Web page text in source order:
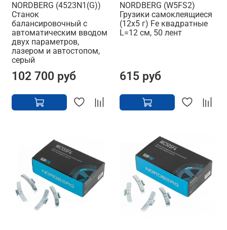
NORDBERG (4523N1(G))
Станок
балансировочный с
автоматическим вводом
двух параметров,
лазером и автостопом,
серый
102 700 руб
NORDBERG (W5FS2)
Грузики самоклеящиеся
(12х5 г) Fe квадратные
L=12 см, 50 лент
615 руб